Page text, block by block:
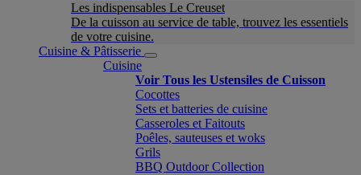
Les indispensables Le Creuset
De la cuisson au service de table, trouvez les essentiels
de votre cuisine.
Cuisine & Pâtisserie
Cuisine
Voir Tous les Ustensiles de Cuisson
Cocottes
Sets et batteries de cuisine
Casseroles et Faitouts
Poêles, sauteuses et woks
Grils
BBQ Outdoor Collection